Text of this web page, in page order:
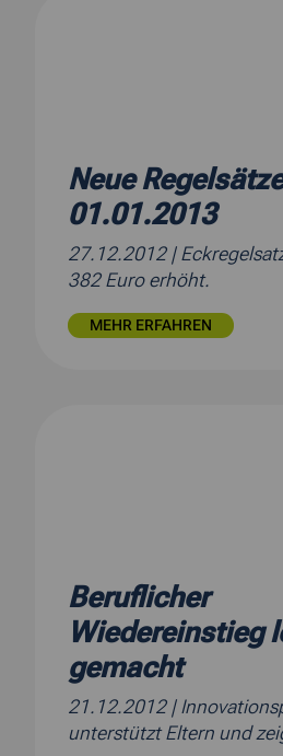
Neue
01.01.2013
27.12.2012 |
382 Euro erhöht.
MEHR ERFAHREN
Beruflicher
Wiedereinstieg
gemacht
21.12.2012 |
unterstützt Eltern und